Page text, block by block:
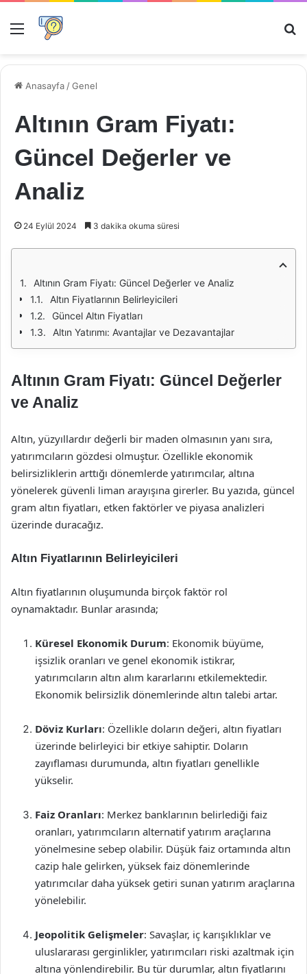
Menü
Anasayfa /Genel
Altının Gram Fiyatı:
Güncel Değerler ve
Analiz
24 Eylül 2024 3 dakika okuma süresi
Altının Gram Fiyatı: Güncel Değerler ve Analiz
Altın Fiyatlarının Belirleyicileri
Güncel Altın Fiyatları
Altın Yatırımı: Avantajlar ve Dezavantajlar
Altının Gram Fiyatı: Güncel Değerler
ve Analiz
Altın, yüzyıllardır değerli bir maden olmasının yanı sıra,
yatırımcıların gözdesi olmuştur. Özellikle ekonomik
belirsizliklerin arttığı dönemlerde yatırımcılar, altına
yönelerek güvenli liman arayışına girerler. Bu yazıda, güncel
gram altın fiyatları, etken faktörler ve piyasa analizleri
üzerinde duracağız.
Altın Fiyatlarının Belirleyicileri
Altın fiyatlarının oluşumunda birçok faktör rol
oynamaktadır. Bunlar arasında;
Küresel Ekonomik Durum: Ekonomik büyüme,
işsizlik oranları ve genel ekonomik istikrar,
yatırımcıların altın alım kararlarını etkilemektedir.
Ekonomik belirsizlik dönemlerinde altın talebi artar.
Döviz Kurları: Özellikle doların değeri, altın fiyatları
üzerinde belirleyici bir etkiye sahiptir. Doların
zayıflaması durumunda, altın fiyatları genellikle
yükselir.
Faiz Oranları: Merkez banklarının belirlediği faiz
oranları, yatırımcıların alternatif yatırım araçlarına
yönelmesine sebep olabilir. Düşük faiz ortamında altın
cazip hale gelirken, yüksek faiz dönemlerinde
yatırımcılar daha yüksek getiri sunan yatırım araçlarına
yönelebilir.
Jeopolitik Gelişmeler: Savaşlar, iç karışıklıklar ve
uluslararası gerginlikler, yatırımcıları riski azaltmak için
altına yönlendirebilir. Bu tür durumlar, altın fiyatlarını